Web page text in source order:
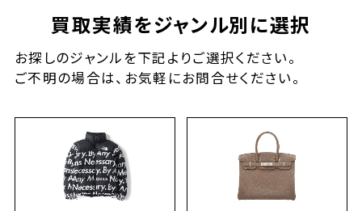
買取実績をジャンル別に選択
お探しのジャンルを下記よりご選択ください。
ご不明の場合は、お気軽にお問合せください。